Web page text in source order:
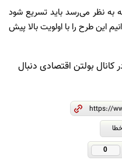
نظر می‌رسد باید تسریع شود
این طرح را با اولویت بالا پیش
بولتن اقتصادی دنبال
0